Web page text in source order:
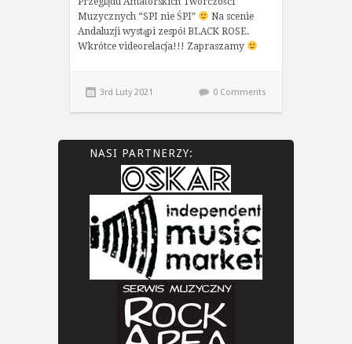
Muzycznych “SPI nie ŚPI”
Na scenie
Andaluzji wystąpi zespół BLACK ROSE.
Wkrótce videorelacja!!! Zapraszamy
3rd Luty 2021 0 Comments
NASI PARTNERZY: